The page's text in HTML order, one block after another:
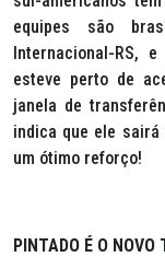
equipes são
Internacional-RS,
esteve perto de
janela de
indica que ele sairá
um ótimo reforço!
PINTADO É O NOVO